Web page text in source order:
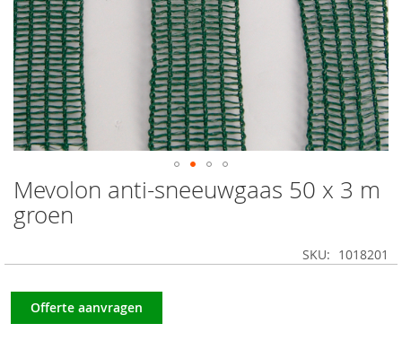
Ga
naar
het
afbeeldingen-
gallerij
Mevolon anti-sneeuwgaas 50 x 3 m
groen
SKU 1018201
Offerte aanvragen